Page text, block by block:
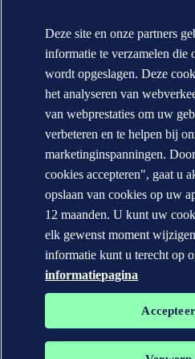
Contact
Neem contact op
DNV locaties
Mediacontacten
Veracity.com
Privacy Statement
Terms of Use
Copyright © DNV AS 2026
Cookie informatie
Deze site en onze partners
informatie te verzamelen die
wordt opgeslagen. Deze
het analyseren van
van webprestaties om uw
verbeteren en te helpen bij
marketinginspanningen.
cookies accepteren", gaat u
opslaan van cookies op uw
12 maanden. U kunt uw
elk gewenst moment
informatie kunt u terecht op
informatiepagina